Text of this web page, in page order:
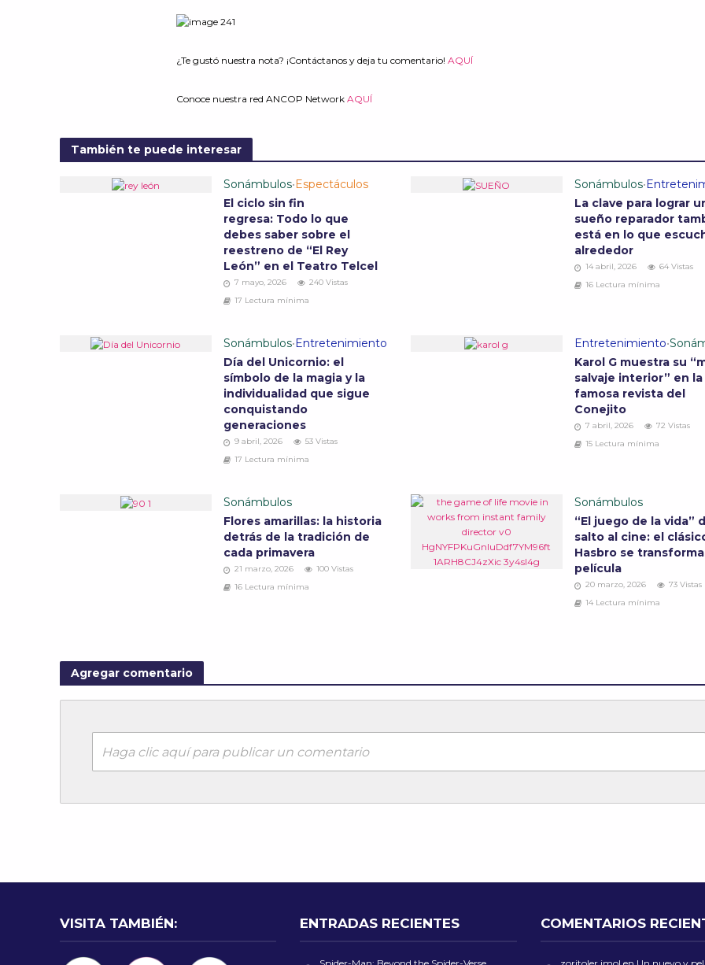
¿Te gustó nuestra nota? ¡Contáctanos y deja tu comentario!AQUÍ
Conoce nuestra red ANCOP NetworkAQUÍ
También te puede interesar
Sonámbulos• Espectáculos
El ciclo sin fin
regresa: Todo lo que
debes saber sobre el
reestreno de “El Rey
León” en el Teatro Telcel
7 mayo, 2026
240 Vistas
17 Lectura mínima
Sonámbulos•
La clave para lograr
sueño reparador
está en lo que
alrededor
14 abril, 2026
64 Vistas
16 Lectura mínima
Sonámbulos• Entretenimiento
Día del Unicornio: el
símbolo de la magia y la
individualidad que sigue
conquistando
generaciones
9 abril, 2026
53 Vistas
17 Lectura mínima
Entretenimiento•
Karol G muestra su
salvaje interior” en la
famosa revista del
Conejito
7 abril, 2026
72 Vistas
15 Lectura mínima
Sonámbulos
Flores amarillas: la historia
detrás de la tradición de
cada primavera
21 marzo, 2026
100 Vistas
16 Lectura mínima
Sonámbulos
“El juego de la vida”
salto al cine: el
Hasbro se
película
20 marzo, 2026
73 Vistas
14 Lectura mínima
Agregar comentario
Haga clic aquí para publicar un comentario
VISITA TAMBIÉN: ENTRADAS RECIENTES COMENTARIOS